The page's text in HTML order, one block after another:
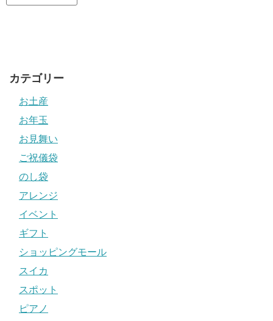
カテゴリー
お土産
お年玉
お見舞い
ご祝儀袋
のし袋
アレンジ
イベント
ギフト
ショッピングモール
スイカ
スポット
ピアノ